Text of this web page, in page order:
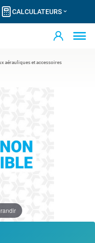
CALCULATEURS
aérauliques et accessoires